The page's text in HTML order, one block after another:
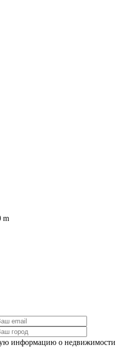
m
информацию о недвижимости